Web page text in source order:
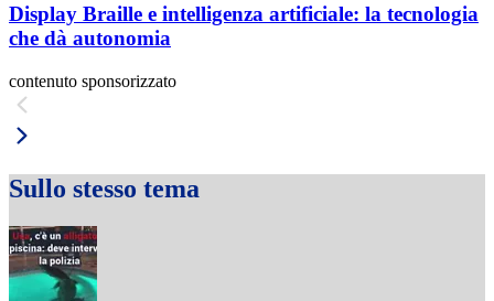
Display Braille e intelligenza artificiale: la tecnologia
che dà autonomia
contenuto sponsorizzato
Sullo stesso tema